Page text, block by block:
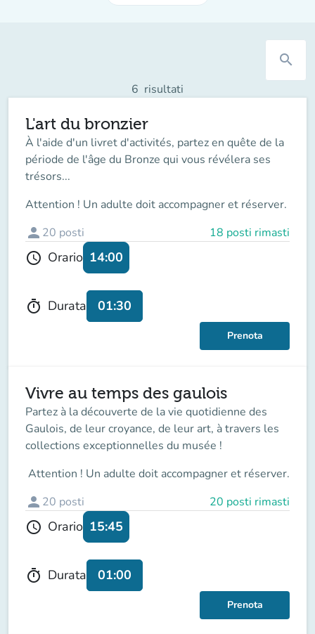
search
6 risultati
L'art du bronzier
À l'aide d'un livret d'activités, partez en quête de la
période de l'âge du Bronze qui vous révélera ses
trésors...
Attention ! Un adulte doit accompagner et réserver.
person 20 posti 18 posti rimasti
schedule Orario 14:00
timer Durata 01:30
Prenota
Vivre au temps des gaulois
Partez à la découverte de la vie quotidienne des
Gaulois, de leur croyance, de leur art, à travers les
collections exceptionnelles du musée !
Attention ! Un adulte doit accompagneret réserver.
person 20 posti 20 posti rimasti
schedule Orario 15:45
timer Durata 01:00
Prenota